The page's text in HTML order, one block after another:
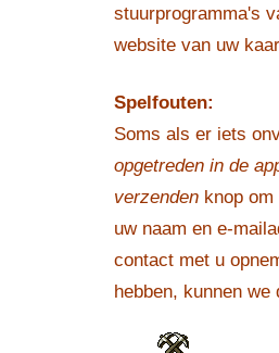
stuurprogramma's
website van uw
Spelfouten:
Soms als er iets
opgetreden in de
verzenden knop
uw naam en e-
contact met u
hebben, kunnen we